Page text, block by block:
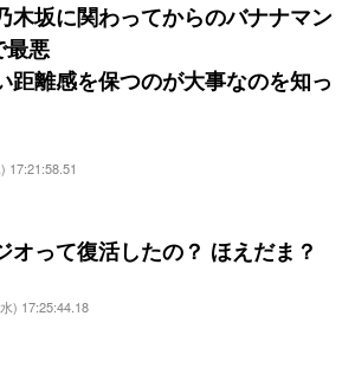
木坂に関わってからのバナナマン
最悪
距離感を保つのが大事なのを知っ
17:21:58.51
オって復活したの？ ほえだま？
) 17:25:44.18